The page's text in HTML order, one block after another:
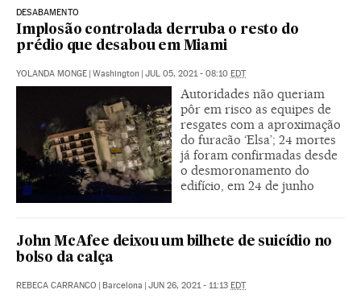
DESABAMENTO
Implosão controlada derruba o resto do
prédio que desabou em Miami
YOLANDA MONGE | Washington | JUL 05, 2021 - 08:10 EDT
Autoridades não queriam
pôr em risco as equipes de
resgates com a aproximação
do furacão ‘Elsa’; 24 mortes
já foram confirmadas desde
o desmoronamento do
edifício, em 24 de junho
John McAfee deixou um bilhete de suicídio no
bolso da calça
REBECA CARRANCO | Barcelona | JUN 26, 2021 - 11:13 EDT